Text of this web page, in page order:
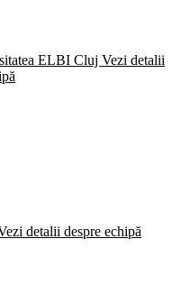
ELBI Cluj Vezi detalii
detalii despre echipă